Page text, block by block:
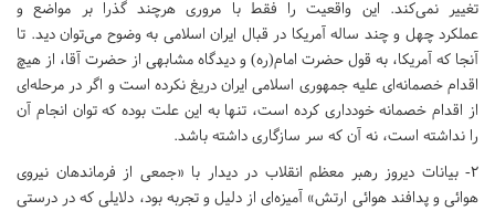
تغییر نمی‌کند. این واقعیت را فقط با مروری هرچند گذرا بر مواضع و
عملکرد چهل و چند ساله آمریکا در قبال ایران اسلامی به وضوح می‌توان دید. تا
آنجا که آمریکا، به قول حضرت امام(ره) و دیدگاه مشابهی از حضرت آقا، از هیچ
اقدام خصمانه‌ای علیه جمهوری اسلامی ایران دریغ نکرده است و اگر در مرحله‌ای
از اقدام خصمانه خودداری کرده است، تنها به این علت بوده که توان انجام آن
را نداشته است، نه آن که سر سازگاری داشته باشد.
۲- بیانات دیروز رهبر معظم انقلاب در دیدار با «جمعی از فرماندهان نیروی
هوائی و پدافند هوائی ارتش‌»‌ آمیزه‌ای از دلیل و تجربه بود، دلایلی که در درستی